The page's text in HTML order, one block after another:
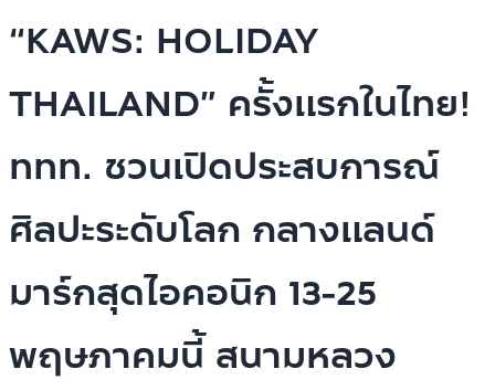
“KAWS: HOLIDAY
THAILAND” ครั้งแรกในไทย!
ททท. ชวนเปิดประสบการณ์
ศิลปะระดับโลก กลางแลนด์
มาร์กสุดไอคอนิก 13-25
พฤษภาคมนี้ สนามหลวง